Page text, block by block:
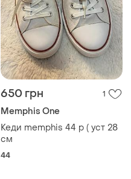
650 грн 1
Memphis One
Кеди memphis 44 р ( уст 28
см
44